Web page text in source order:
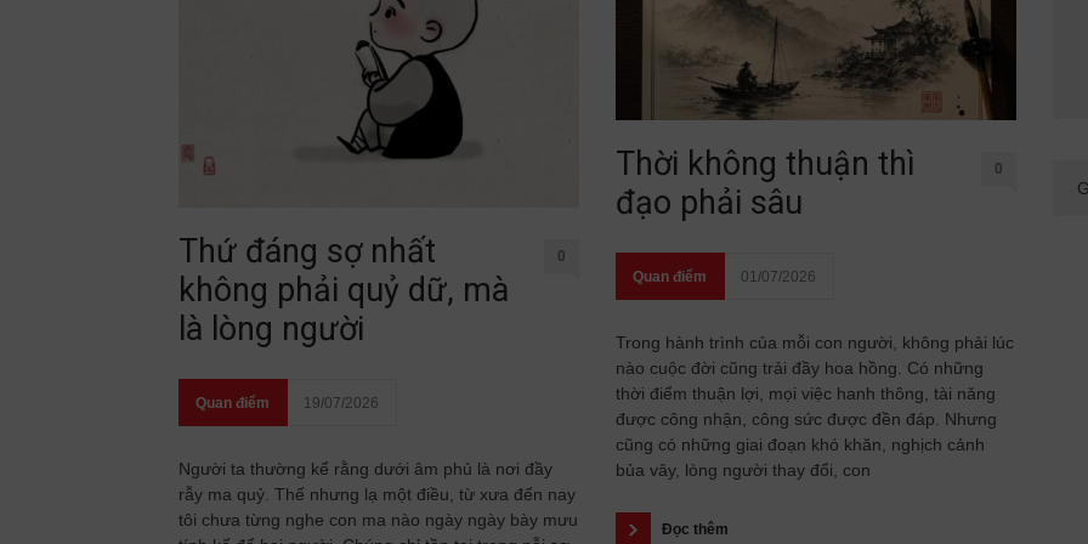
Thứ đáng sợ nhất
không phải quỷ dữ, mà
là lòng người
0
Quan điểm 19/07/2026
Người ta thường kể rằng dưới âm phủ là nơi đầy
rẫy ma quỷ. Thế nhưng lạ một điều, từ xưa đến nay
tôi chưa từng nghe con ma nào ngày ngày bày mưu
Thời không thuận thì
đạo phải sâu
0
Quan điểm 01/07/2026
Trong hành trình của mỗi con người, không phải lúc
nào cuộc đời cũng trải đầy hoa hồng. Có những
thời điểm thuận lợi, mọi việc hanh thông, tài năng
được công nhận, công sức được đền đáp. Nhưng
cũng có những giai đoạn khó khăn, nghịch cảnh
bủa vây, lòng người thay đổi, con
Đọc thêm